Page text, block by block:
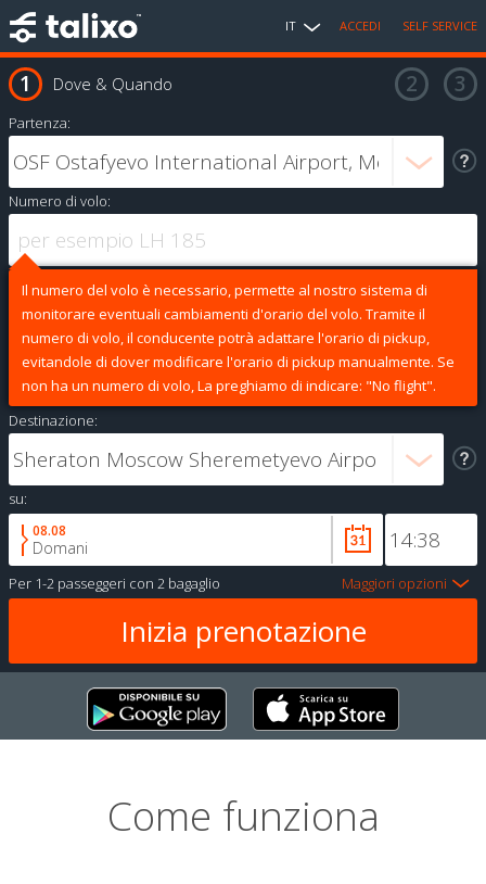
IT ACCEDI SELF SERVICE
Dove & Quando
Partenza:
Numero di volo:
Il numero del volo è necessario, permette al nostro sistema di
monitorare eventuali cambiamenti d'orario del volo. Tramite il
numero di volo, il conducente potrà adattare l'orario di pickup,
evitandole di dover modificare l'orario di pickup manualmente. Se
non ha un numero di volo, La preghiamo di indicare: "No flight".
Destinazione:
su:
08.08
Domani
Per 1-2 passeggeri con 2 bagaglio Maggiori opzioni
Come funziona